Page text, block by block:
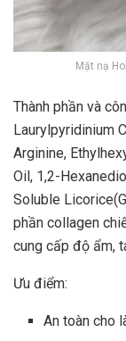
Mặt nạ
Thành phần và
Laurylpyridinium
Arginine,
Oil, 1,2-
Soluble
phần collagen
cung cấp độ ẩm,
Ưu điểm:
An toàn cho